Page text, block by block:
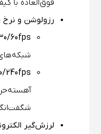
فوق‌العاده با
رزولوشن و نرخ
60fps:
240fps:
لرزش‌گیر